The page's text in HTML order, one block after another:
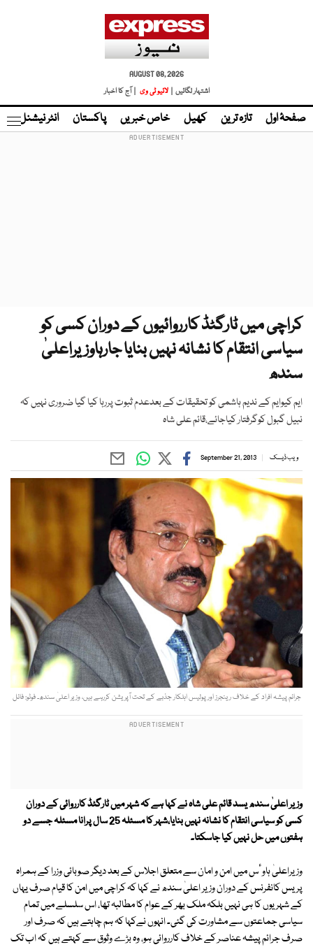
AUGUST 08, 2026
اشتہار لگائیں |
لائیو ٹی وی | آج کا اخبار
صفحۂ اول تازہ ترین کھیل خاص خبریں پاکستان انٹر نیشنل
کراچی میں ٹارگٹڈ کارروائیوں کے دوران کسی کو
سیاسی انتقام کا نشانہ نہیں بنایا جارہاوزیراعلیٰ
سندھ
ایم کیوایم کے ندیم ہاشمی کو تحقیقات کے بعدعدم ثبوت پررہا کیا گیا ضروری نہیں کہ
نبیل گبول کوگرفتار کیاجائے،قائم علی شاہ
ویب ڈیسک September 21, 2013
جرائم پیشہ افراد کے خلاف رینجرز اور پولیس اہلکار جذبے کے تحت آپریشن کررہے ہیں، وزیر اعلیٰ سندھ۔ فوٹو: فائل
وزیر اعلیٰ سندھ یسد قائم علی شاہ نے کہا ہے کہ شہر میں ٹارگٹڈ کارروائی کے دوران
کسی کو سیاسی انتقام کا نشانہ نہیں بنایا،شہر کا مسئلہ 25 سال پرانا مسئلہ جسے دو
ہفتوں میں حل نہیں کیا جاسکتا۔
وزیراعلیٰ ہاوٴس میں امن و امان سے متعلق اجلاس کے بعد دیگر صوبائی وزرا کے ہمراہ
پریس کانفرنس کے دوران وزیر اعلیٰ سندھ نے کہا کہ کراچی میں امن کا قیام صرف یہاں
کے شہریوں کا ہی نہیں بلکہ ملک بھر کے عوام کا مطالبہ تھا، اس سلسلے میں تمام
سیاسی جماعتوں سے مشاورت کی گئی۔ انہوں نےکہا کہ ہم چاہتے ہیں کہ صرف اور
صرف جرائم پیشہ عناصر کے خلاف کارروائی ہو، وہ بڑے وثوق سے کہتے ہیں کہ اب تک